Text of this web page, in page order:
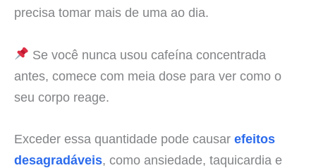
precisa tomar mais de uma ao dia.
Se você nunca usou cafeína concentrada
antes, comece com meia dose para ver como o
seu corpo reage.
Exceder essa quantidade pode causar efeitos
desagradáveis, como ansiedade, taquicardia e